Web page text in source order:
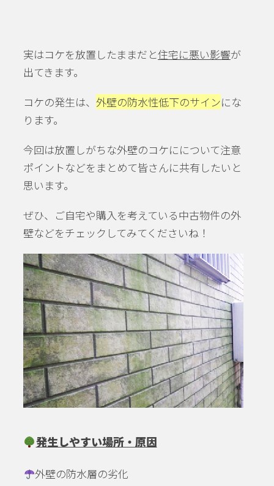
実はコケを放置したままだと住宅に悪い影響が
出てきます。
コケの発生は、 外壁の防水性低下のサインにな
ります。
今回は放置しがちな外壁のコケにについて注意
ポイントなどをまとめて皆さんに共有したいと
思います。
ぜひ、ご自宅や購入を考えている中古物件の外
壁などをチェックしてみてくださいね！
発生しやすい場所・原因
外壁の防水層の劣化